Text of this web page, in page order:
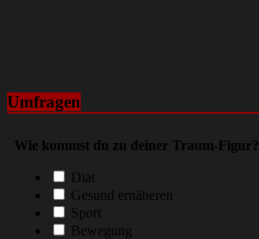
Umfragen
Wie kommst du zu deiner Traum-Figur?
Diät
Gesund ernäheren
Sport
Bewegung